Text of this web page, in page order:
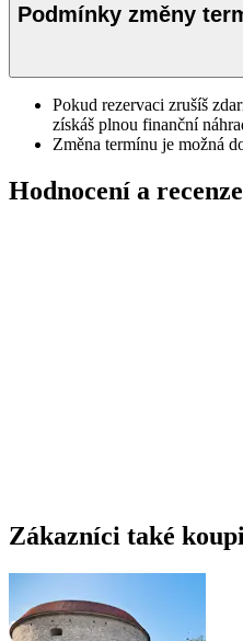
Podmínky změny
Pokud rezervaci zrušíš
získáš plnou finanční
Změna termínu je možná
Hodnocení a recenze
Zákazníci také